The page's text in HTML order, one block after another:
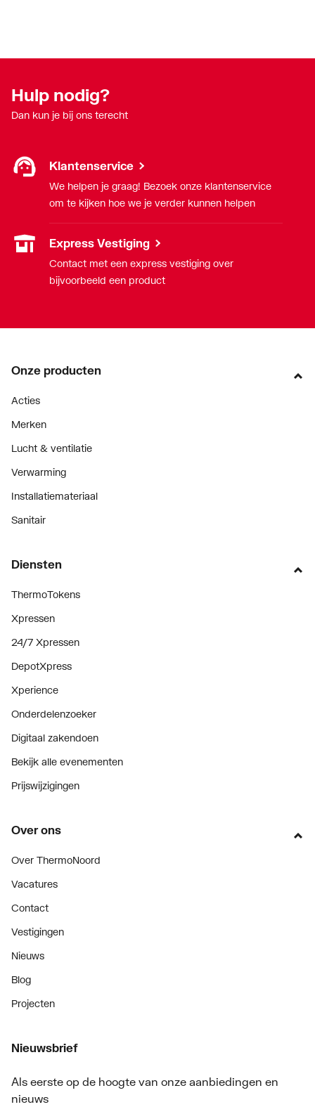
Hulp nodig?
Dan kun je bij ons terecht
Klantenservice
We helpen je graag! Bezoek onze klantenservice
om te kijken hoe we je verder kunnen helpen
Express Vestiging
Contact met een express vestiging over
bijvoorbeeld een product
Onze producten
Acties
Merken
Lucht & ventilatie
Verwarming
Installatiemateriaal
Sanitair
Diensten
ThermoTokens
Xpressen
24/7 Xpressen
DepotXpress
Xperience
Onderdelenzoeker
Digitaal zakendoen
Bekijk alle evenementen
Prijswijzigingen
Over ons
Over ThermoNoord
Vacatures
Contact
Vestigingen
Nieuws
Blog
Projecten
Nieuwsbrief
Als eerste op de hoogte van onze aanbiedingen en
nieuws